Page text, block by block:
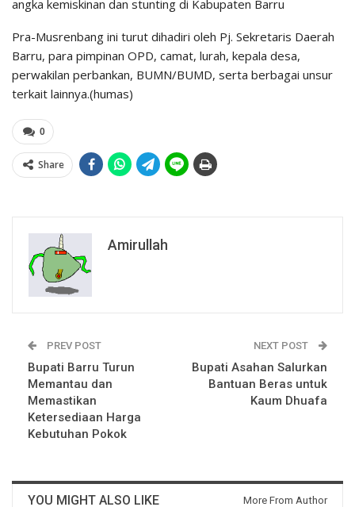
angka kemiskinan dan stunting di Kabupaten Barru
Pra-Musrenbang ini turut dihadiri oleh Pj. Sekretaris Daerah
Barru, para pimpinan OPD, camat, lurah, kepala desa,
perwakilan perbankan, BUMN/BUMD, serta berbagai unsur
terkait lainnya.(humas)
0
Share
Amirullah
PREV POST
Bupati Barru Turun
Memantau dan
Memastikan
Ketersediaan Harga
Kebutuhan Pokok
NEXT POST
Bupati Asahan Salurkan
Bantuan Beras untuk
Kaum Dhuafa
YOU MIGHT ALSO LIKE More From Author